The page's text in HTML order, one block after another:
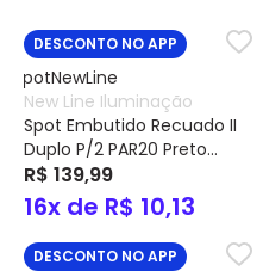
DESCONTO NO APP
New Line Iluminação
Spot Embutido Recuado II
Duplo P/2 PAR20 Preto
IN50332PT - NewLine
R$ 139,99
16x de R$ 10,13
DESCONTO NO APP